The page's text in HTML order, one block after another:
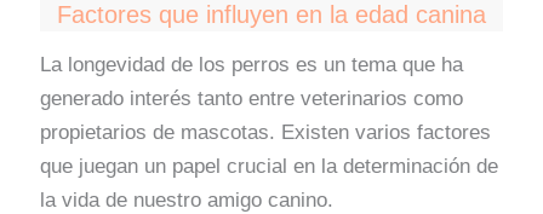
Factores que influyen en la edad canina
La longevidad de los perros es un tema que ha
generado interés tanto entre veterinarios como
propietarios de mascotas. Existen varios factores
que juegan un papel crucial en la determinación de
la vida de nuestro amigo canino.